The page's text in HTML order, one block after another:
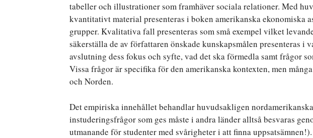
tabeller och illustrationer som framhäver sociala relationer. Med
kvantitativt material presenteras i boken amerikanska ekonomiska
grupper. Kvalitativa fall presenteras som små exempel vilket
säkerställa de av författaren önskade kunskapsmålen presenteras i
avslutning dess fokus och syfte, vad det ska förmedla samt frågor
Vissa frågor är specifika för den amerikanska kontexten, men
och Norden.
Det empiriska innehållet behandlar huvudsakligen
instuderingsfrågor som ges måste i andra länder alltså besvaras
utmanande för studenter med svårigheter i att finna